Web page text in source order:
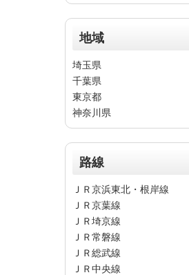
地域
埼玉県
千葉県
東京都
神奈川県
路線
ＪＲ京浜東北・根岸線
ＪＲ京葉線
ＪＲ埼京線
ＪＲ常磐線
ＪＲ総武線
ＪＲ中央線